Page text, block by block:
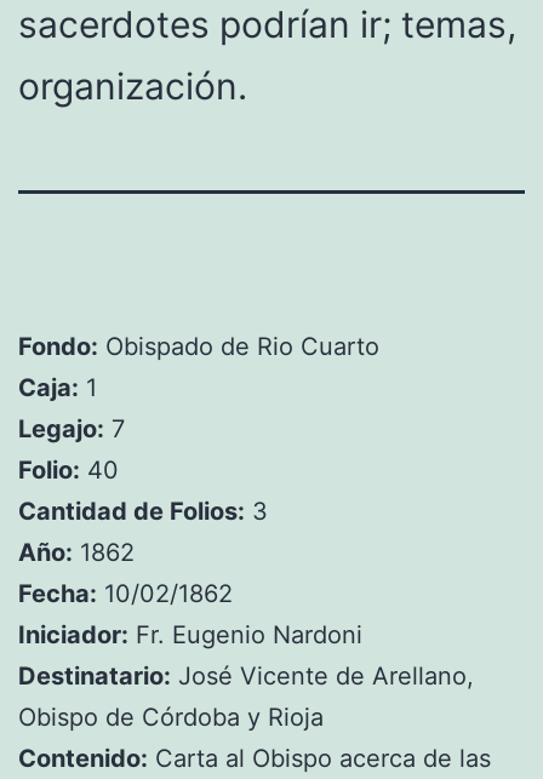
sacerdotes podrían ir; temas,
organización.
Fondo: Obispado de Rio Cuarto
Caja: 1
Legajo: 7
Folio: 40
Cantidad de Folios: 3
Año: 1862
Fecha: 10/02/1862
Iniciador: Fr. Eugenio Nardoni
Destinatario: José Vicente de Arellano,
Obispo de Córdoba y Rioja
Contenido: Carta al Obispo acerca de las